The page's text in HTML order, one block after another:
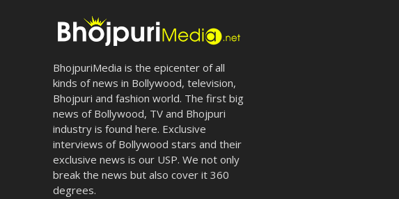
BhojpuriMedia is the epicenter of all
kinds of news in Bollywood, television,
Bhojpuri and fashion world. The first big
news of Bollywood, TV and Bhojpuri
industry is found here. Exclusive
interviews of Bollywood stars and their
exclusive news is our USP. We not only
break the news but also cover it 360
degrees.